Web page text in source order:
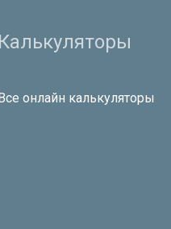
Калькуляторы
онлайн калькуляторы